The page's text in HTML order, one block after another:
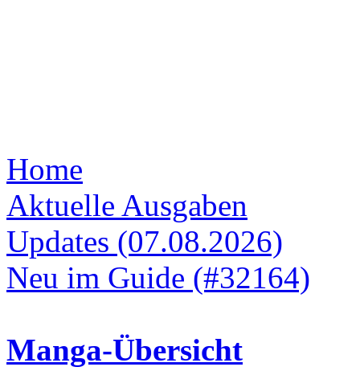
Home
Aktuelle Ausgaben
Updates (07.08.2026)
Neu im Guide (#32164)
Manga-Übersicht